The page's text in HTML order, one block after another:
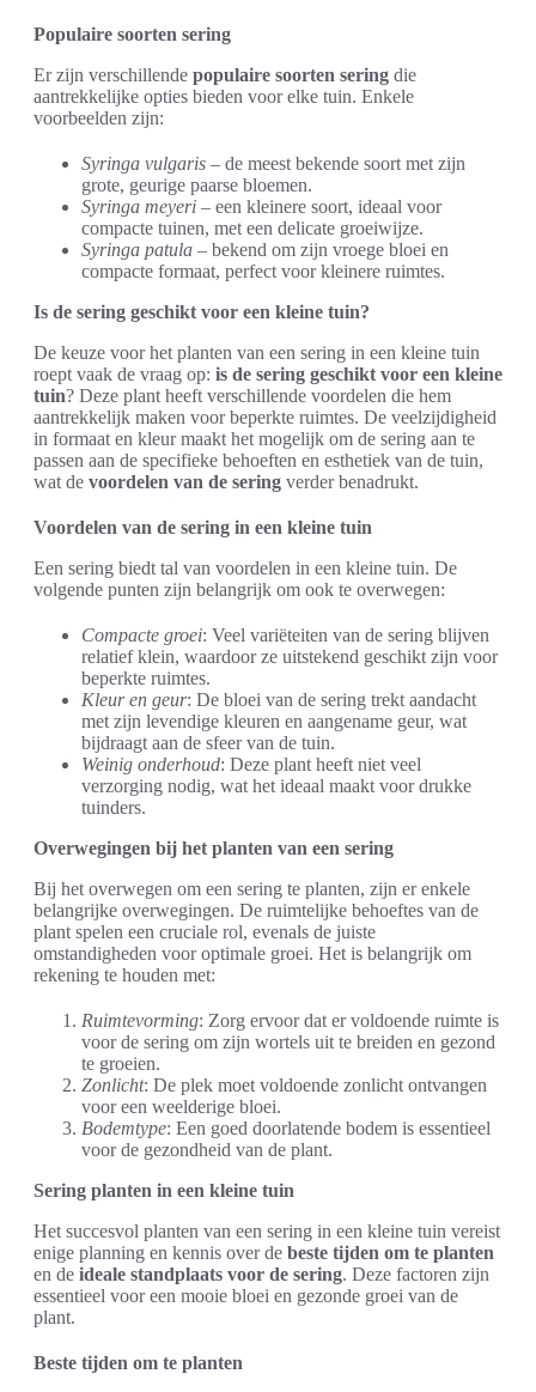
Populaire soorten sering
Er zijn verschillende populaire soorten sering die
aantrekkelijke opties bieden voor elke tuin. Enkele
voorbeelden zijn:
Syringa vulgaris – de meest bekende soort met zijn
grote, geurige paarse bloemen.
Syringa meyeri – een kleinere soort, ideaal voor
compacte tuinen, met een delicate groeiwijze.
Syringa patula – bekend om zijn vroege bloei en
compacte formaat, perfect voor kleinere ruimtes.
Is de sering geschikt voor een kleine tuin?
De keuze voor het planten van een sering in een kleine tuin
roept vaak de vraag op: is de sering geschikt voor een kleine
tuin? Deze plant heeft verschillende voordelen die hem
aantrekkelijk maken voor beperkte ruimtes. De veelzijdigheid
in formaat en kleur maakt het mogelijk om de sering aan te
passen aan de specifieke behoeften en esthetiek van de tuin,
wat de voordelen van de sering verder benadrukt.
Voordelen van de sering in een kleine tuin
Een sering biedt tal van voordelen in een kleine tuin. De
volgende punten zijn belangrijk om ook te overwegen:
Compacte groei: Veel variëteiten van de sering blijven
relatief klein, waardoor ze uitstekend geschikt zijn voor
beperkte ruimtes.
Kleur en geur: De bloei van de sering trekt aandacht
met zijn levendige kleuren en aangename geur, wat
bijdraagt aan de sfeer van de tuin.
Weinig onderhoud: Deze plant heeft niet veel
verzorging nodig, wat het ideaal maakt voor drukke
tuinders.
Overwegingen bij het planten van een sering
Bij het overwegen om een sering te planten, zijn er enkele
belangrijke overwegingen. De ruimtelijke behoeftes van de
plant spelen een cruciale rol, evenals de juiste
omstandigheden voor optimale groei. Het is belangrijk om
rekening te houden met:
Ruimtevorming: Zorg ervoor dat er voldoende ruimte is
voor de sering om zijn wortels uit te breiden en gezond
te groeien.
Zonlicht: De plek moet voldoende zonlicht ontvangen
voor een weelderige bloei.
Bodemtype: Een goed doorlatende bodem is essentieel
voor de gezondheid van de plant.
Sering planten in een kleine tuin
Het succesvol planten van een sering in een kleine tuin vereist
enige planning en kennis over de beste tijden om te planten
en de ideale standplaats voor de sering. Deze factoren zijn
essentieel voor een mooie bloei en gezonde groei van de
plant.
Beste tijden om te planten